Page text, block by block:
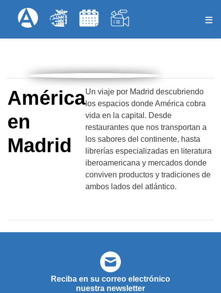
para
Menú Superior
América
en
Madrid
Un viaje por Madrid descubriendo
los espacios donde América cobra
vida en la capital. Desde
restaurantes que nos transportan a
los sabores del continente, hasta
librerías especializadas en literatura
iberoamericana y mercados donde
conviven productos y tradiciones de
ambos lados del atlántico.
Reciba en su correo electrónico
nuestra newsletter